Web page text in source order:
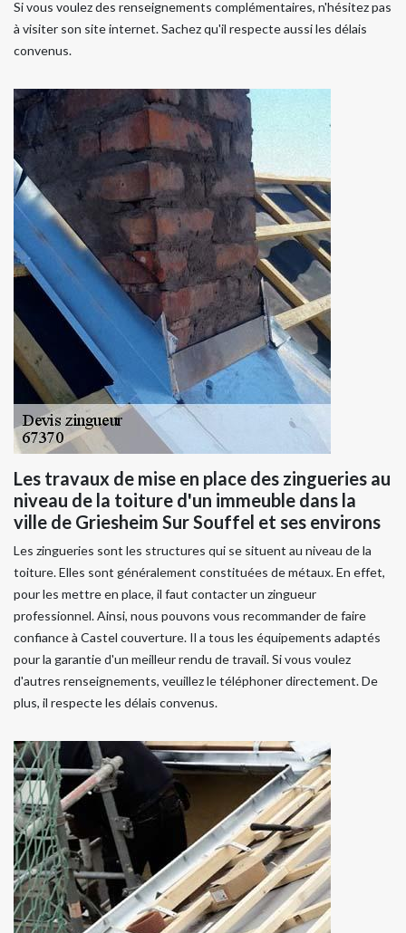
Si vous voulez des renseignements complémentaires, n'hésitez pas
à visiter son site internet. Sachez qu'il respecte aussi les délais
convenus.
Les travaux de mise en place des zingueries au
niveau de la toiture d'un immeuble dans la
ville de Griesheim Sur Souffel et ses environs
Les zingueries sont les structures qui se situent au niveau de la
toiture. Elles sont généralement constituées de métaux. En effet,
pour les mettre en place, il faut contacter un zingueur
professionnel. Ainsi, nous pouvons vous recommander de faire
confiance à Castel couverture. Il a tous les équipements adaptés
pour la garantie d'un meilleur rendu de travail. Si vous voulez
d'autres renseignements, veuillez le téléphoner directement. De
plus, il respecte les délais convenus.